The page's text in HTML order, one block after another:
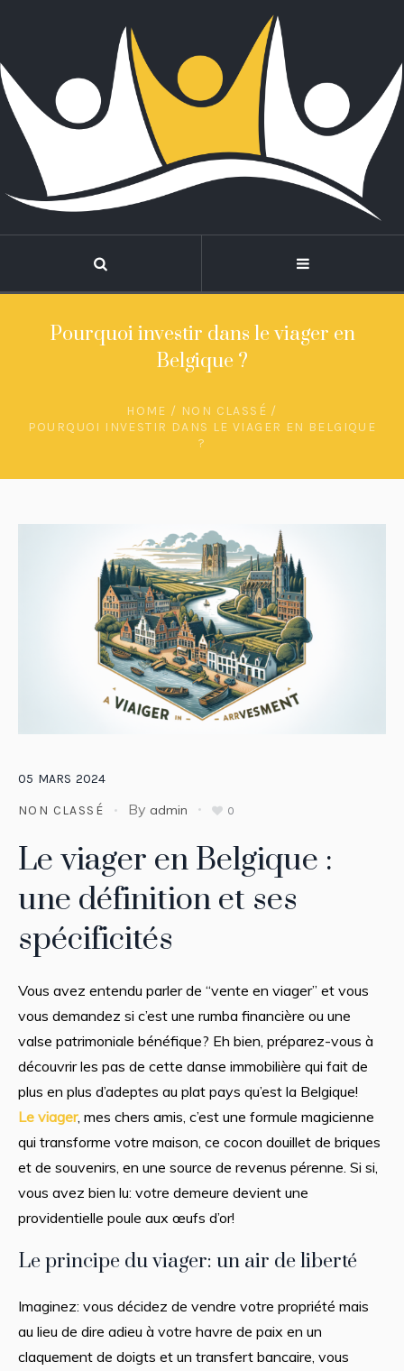
Pourquoi investir dans le viager en
Belgique ?
HOME / NON CLASSÉ /
POURQUOI INVESTIR DANS LE VIAGER EN BELGIQUE
?
05 MARS 2024
NON CLASSÉ By admin 0
Le viager en Belgique :
une définition et ses
spécificités
Vous avez entendu parler de “vente en viager” et vous
vous demandez si c’est une rumba financière ou une
valse patrimoniale bénéfique? Eh bien, préparez-vous à
découvrir les pas de cette danse immobilière qui fait de
plus en plus d’adeptes au plat pays qu’est la Belgique!
Le viager, mes chers amis, c’est une formule magicienne
qui transforme votre maison, ce cocon douillet de briques
et de souvenirs, en une source de revenus pérenne. Si si,
vous avez bien lu: votre demeure devient une
providentielle poule aux œufs d’or!
Le principe du viager: un air de liberté
Imaginez: vous décidez de vendre votre propriété mais
au lieu de dire adieu à votre havre de paix en un
claquement de doigts et un transfert bancaire, vous